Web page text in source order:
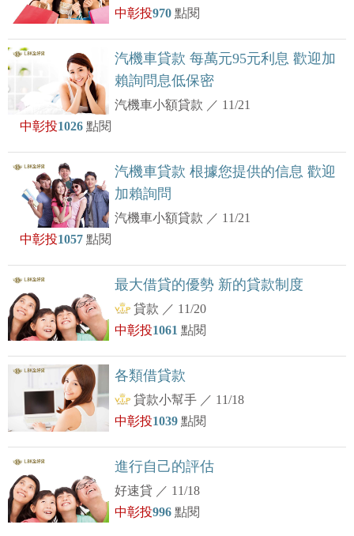
中彰投970點閱
汽機車貸款 每萬元95元利息 歡迎加
賴詢問息低保密
汽機車小額貸款 ／ 11/21
中彰投1026 點閱
汽機車貸款 根據您提供的信息 歡迎
加賴詢問
汽機車小額貸款 ／ 11/21
中彰投1057 點閱
最大借貸的優勢 新的貸款制度
貸款 ／ 11/20
中彰投1061點閱
各類借貸款
貸款小幫手 ／ 11/18
中彰投1039點閱
進行自己的評估
好速貸 ／ 11/18
中彰投996點閱